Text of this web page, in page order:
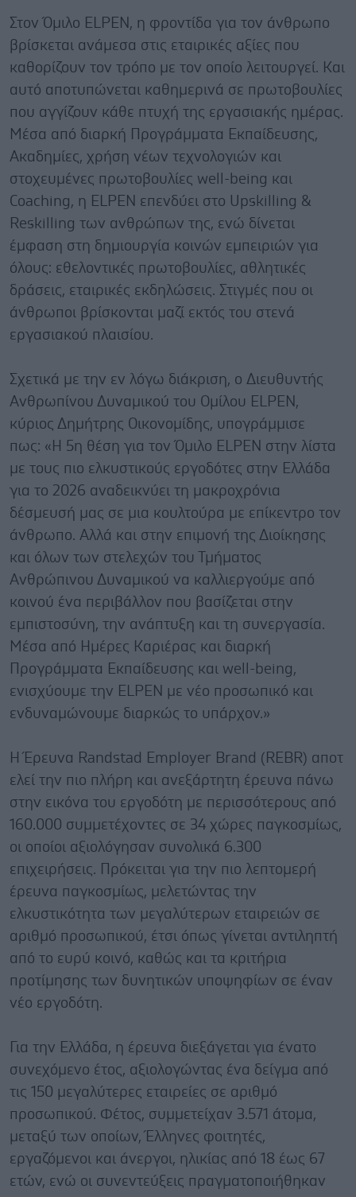
Στον Όμιλο ELPEN, η φροντίδα για τον άνθρωπο
βρίσκεται ανάμεσα στις εταιρικές αξίες που
καθορίζουν τον τρόπο με τον οποίο λειτουργεί. Και
αυτό αποτυπώνεται καθημερινά σε πρωτοβουλίες
που αγγίζουν κάθε πτυχή της εργασιακής ημέρας.
Μέσα από διαρκή Προγράμματα Εκπαίδευσης,
Ακαδημίες, χρήση νέων τεχνολογιών και
στοχευμένες πρωτοβουλίες well-being και
Coaching, η ELPEN επενδύει στο Upskilling &
Reskilling των ανθρώπων της, ενώ δίνεται
έμφαση στη δημιουργία κοινών εμπειριών για
όλους: εθελοντικές πρωτοβουλίες, αθλητικές
δράσεις, εταιρικές εκδηλώσεις. Στιγμές που οι
άνθρωποι βρίσκονται μαζί εκτός του στενά
εργασιακού πλαισίου.
Σχετικά με την εν λόγω διάκριση, ο Διευθυντής
Ανθρωπίνου Δυναμικού του Ομίλου ELPEN,
κύριος Δημήτρης Οικονομίδης, υπογράμμισε
πως: «Η 5η θέση για τον Όμιλο ELPEN στην λίστα
με τους πιο ελκυστικούς εργοδότες στην Ελλάδα
για το 2026 αναδεικνύει τη μακροχρόνια
δέσμευσή μας σε μια κουλτούρα με επίκεντρο τον
άνθρωπο. Αλλά και στην επιμονή της Διοίκησης
και όλων των στελεχών του Τμήματος
Ανθρώπινου Δυναμικού να καλλιεργούμε από
κοινού ένα περιβάλλον που βασίζεται στην
εμπιστοσύνη, την ανάπτυξη και τη συνεργασία.
Μέσα από Ημέρες Καριέρας και διαρκή
Προγράμματα Εκπαίδευσης και well-being,
ενισχύουμε την ELPEN με νέο προσωπικό και
ενδυναμώνουμε διαρκώς το υπάρχον.»
Η Έρευνα Randstad Employer Brand (REBR) αποτ
ελεί την πιο πλήρη και ανεξάρτητη έρευνα πάνω
στην εικόνα του εργοδότη με περισσότερους από
160.000 συμμετέχοντες σε 34 χώρες παγκοσμίως,
οι οποίοι αξιολόγησαν συνολικά 6.300
επιχειρήσεις. Πρόκειται για την πιο λεπτομερή
έρευνα παγκοσμίως, μελετώντας την
ελκυστικότητα των μεγαλύτερων εταιρειών σε
αριθμό προσωπικού, έτσι όπως γίνεται αντιληπτή
από το ευρύ κοινό, καθώς και τα κριτήρια
προτίμησης των δυνητικών υποψηφίων σε έναν
νέο εργοδότη.
Για την Ελλάδα, η έρευνα διεξάγεται για ένατο
συνεχόμενο έτος, αξιολογώντας ένα δείγμα από
τις 150 μεγαλύτερες εταιρείες σε αριθμό
προσωπικού. Φέτος, συμμετείχαν 3.571 άτομα,
μεταξύ των οποίων, Έλληνες φοιτητές,
εργαζόμενοι και άνεργοι, ηλικίας από 18 έως 67
ετών, ενώ οι συνεντεύξεις πραγματοποιήθηκαν